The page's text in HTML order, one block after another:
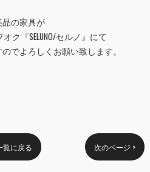
の家具が
オク『SELUNO/セルノ 』にて
でよろしくお願い致します。
覧に戻る 次のページ >